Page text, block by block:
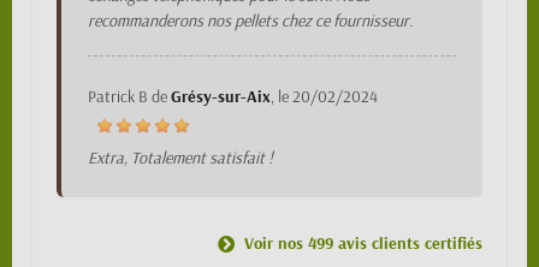
recommanderons nos pellets chez ce fournisseur.
Patrick B deGrésy-sur-Aix, le20/02/2024
Extra, Totalement satisfait !
Voir nos 499 avis clients certifiés